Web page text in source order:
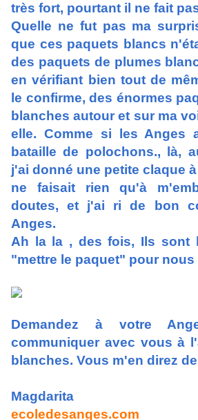
très fort, pourtant il ne fait
Quelle ne fut pas ma
que ces paquets blancs
des paquets de plumes
en vérifiant bien tout de
le confirme, des énormes
blanches autour et sur ma
elle. Comme si les Anges
bataille de polochons., là,
j'ai donné une petite claque
ne faisait rien qu'à
doutes, et j'ai ri de bon
Anges.
Ah la la , des fois, Ils sont
"mettre le paquet" pour nous
Demandez à votre
communiquer avec vous à
blanches. Vous m'en direz
Magdarita
ecoledesanges.com